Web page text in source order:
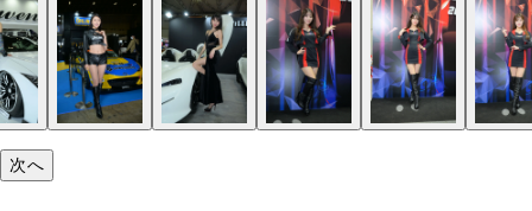
東京オートサロンイメージガール2024「A-CLASS
ンバーたち
次へ